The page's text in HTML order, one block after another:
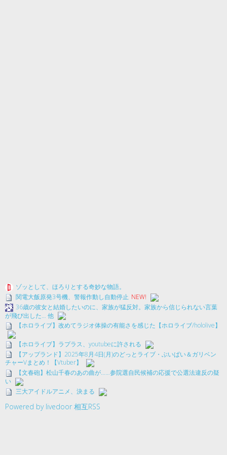
ゾッとして、ほろりとする奇妙な物語。
関電大飯原発3号機、警報作動し自動停止 NEW!
36歳の彼女と結婚したいのに、家族が猛反対。家族から信じられない言葉
が飛び出した… 他
【ホロライブ】改めてラジオ体操の有能さを感じた【ホロライブ/hololive】
【ホロライブ】ラプラス、youtubeに許される
【アップランド】2025年8月4日(月)のどっとライブ・ぶいぱい＆ガリベン
チャーVまとめ！【Vtuber】
【文春砲】松山千春のあの曲が……参院選自民候補の応援で公選法違反の疑
い
三大アイドルアニメ、決まる
Powered by livedoor 相互RSS